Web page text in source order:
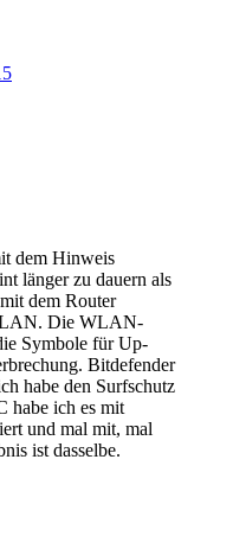
dem Hinweis
länger zu dauern als
dem Router
Die WLAN-
Symbole für Up-
Bitdefender
habe den Surfschutz
habe ich es mit
und mal mit, mal
ist dasselbe.